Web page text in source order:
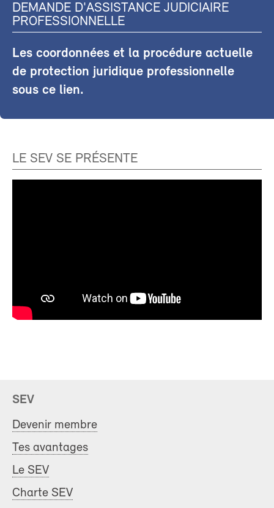
DEMANDE D'ASSISTANCE JUDICIAIRE
PROFESSIONNELLE
Les coordonnées et la procédure actuelle
de protection juridique professionnelle
sous ce lien.
LE SEV SE PRÉSENTE
SEV
Devenir membre
Tes avantages
Le SEV
Charte SEV